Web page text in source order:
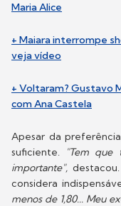
Maria Alice
+ Maiara interrompe
veja vídeo
+ Voltaram? Gustavo
com Ana Castela
Apesar da
suficiente.
"Tem que
importante",
considera
menos de 1,80... Meu